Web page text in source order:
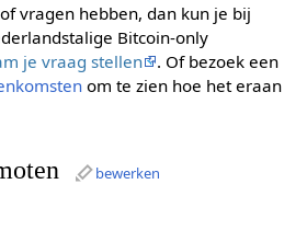
vragen hebben, dan kun je bij
Bitcoin-only
je vraag stellen
. Of bezoek een
om te zien hoe het eraan
bewerken